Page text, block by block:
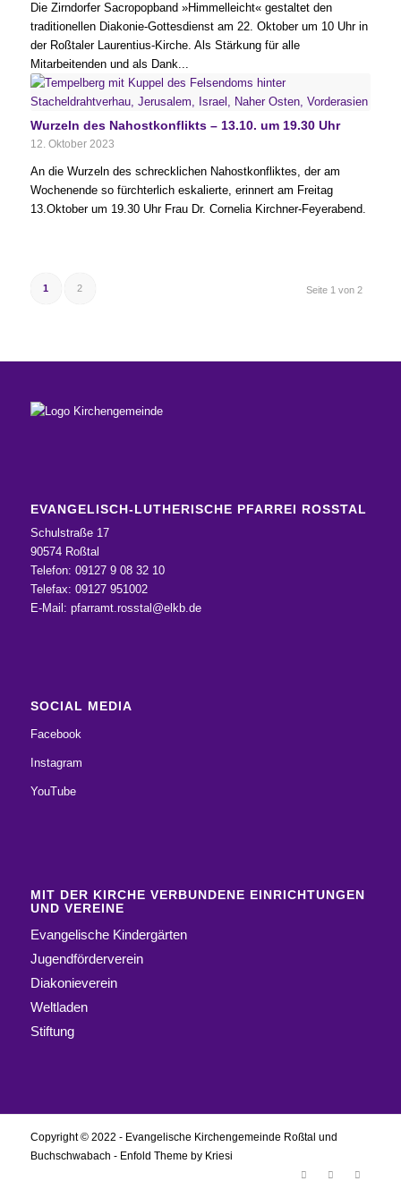
Die Zirndorfer Sacropopband »Himmelleicht« gestaltet den
traditionellen Diakonie-Gottesdienst am 22. Oktober um 10 Uhr in
der Roßtaler Laurentius-Kirche. Als Stärkung für alle
Mitarbeitenden und als Dank...
Wurzeln des Nahostkonflikts – 13.10. um 19.30 Uhr
12. Oktober 2023
An die Wurzeln des schrecklichen Nahostkonfliktes, der am
Wochenende so fürchterlich eskalierte, erinnert am Freitag
13.Oktober um 19.30 Uhr Frau Dr. Cornelia Kirchner-Feyerabend.
Seite 1 von 2
1 2
EVANGELISCH-LUTHERISCHE PFARREI ROSSTAL
Schulstraße 17
90574 Roßtal
Telefon: 09127 9 08 32 10
Telefax: 09127 951002
E-Mail: pfarramt.rosstal@elkb.de
SOCIAL MEDIA
Facebook
Instagram
YouTube
MIT DER KIRCHE VERBUNDENE EINRICHTUNGEN
UND VEREINE
Evangelische Kindergärten
Jugendförderverein
Diakonieverein
Weltladen
Stiftung
Copyright © 2022 - Evangelische Kirchengemeinde Roßtal und
Buchschwabach - Enfold Theme by Kriesi